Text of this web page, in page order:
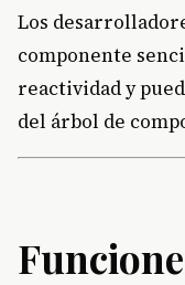
Los
componente
reactividad y
del árbol de